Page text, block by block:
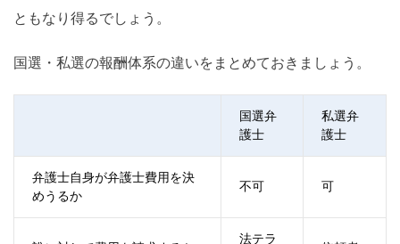
ともなり得るでしょう。
国選・私選の報酬体系の違いをまとめておきましょう。
国選弁
護士
私選弁
護士
弁護士自身が弁護士費用を決
めうるか
不可 可
法テラ